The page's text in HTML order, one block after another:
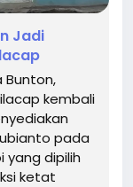
dan
atau
ton,” ujarnya,
Jadi
Bunton,
kembali
pada
yang dipilih
ketat